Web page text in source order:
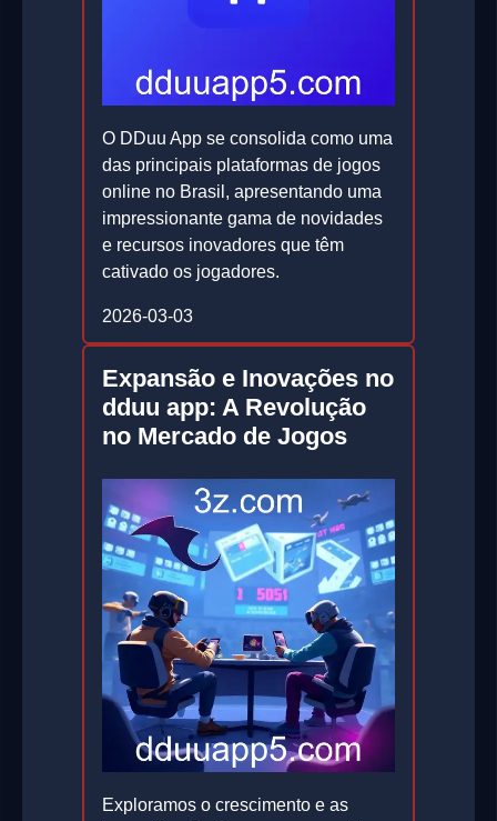
O DDuu App se consolida como uma
das principais plataformas de jogos
online no Brasil, apresentando uma
impressionante gama de novidades
e recursos inovadores que têm
cativado os jogadores.
2026-03-03
Expansão e Inovações no
dduu app: A Revolução
no Mercado de Jogos
Exploramos o crescimento e as